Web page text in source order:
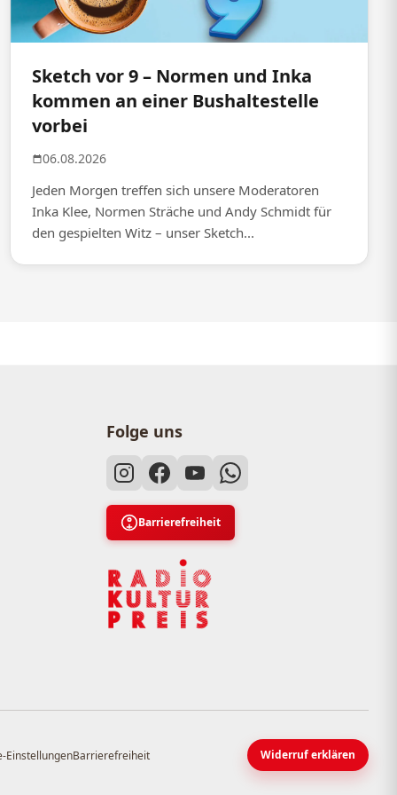
Sketch vor 9 – Normen und Inka
kommen an einer Bushaltestelle
vorbei
06.08.2026
Jeden Morgen treffen sich unsere Moderatoren
Inka Klee, Normen Sträche und Andy Schmidt für
den gespielten Witz – unser Sketch...
Folge uns
Barrierefreiheit
EinstellungenBarrierefreiheit Widerruf erklären